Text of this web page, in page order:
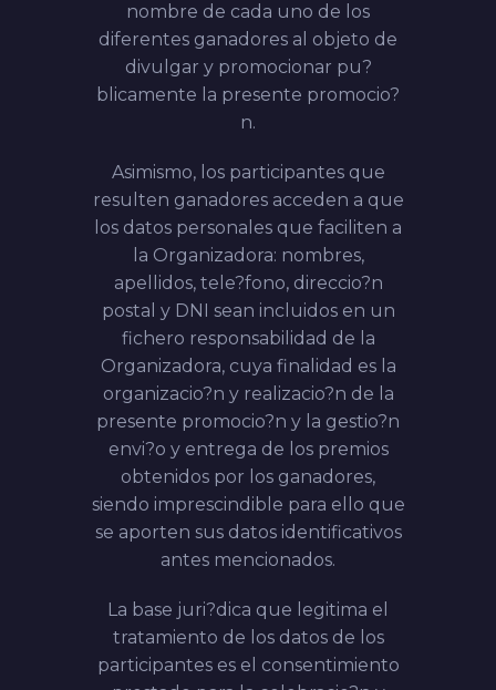
nombre de cada uno de los
diferentes ganadores al objeto de
divulgar y promocionar pu?
blicamente la presente promocio?
n.
Asimismo, los participantes que
resulten ganadores acceden a que
los datos personales que faciliten a
la Organizadora: nombres,
apellidos, tele?fono, direccio?n
postal y DNI sean incluidos en un
fichero responsabilidad de la
Organizadora, cuya finalidad es la
organizacio?n y realizacio?n de la
presente promocio?n y la gestio?n
envi?o y entrega de los premios
obtenidos por los ganadores,
siendo imprescindible para ello que
se aporten sus datos identificativos
antes mencionados.
La base juri?dica que legitima el
tratamiento de los datos de los
participantes es el consentimiento